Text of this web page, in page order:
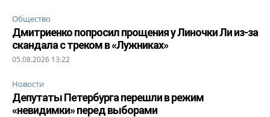
Общество
Дмитриенко попросил прощения у Линочки Ли из-за
скандала с треком в «Лужниках»
05.08.2026 13:22
Новости
Депутаты Петербурга перешли в режим
«невидимки» перед выборами